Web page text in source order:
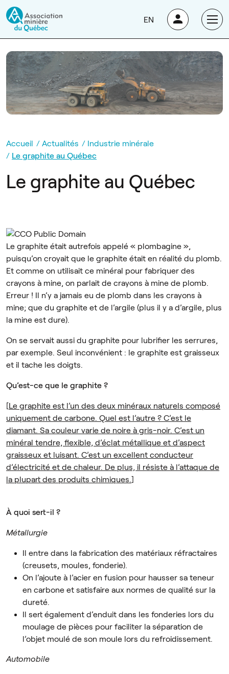
EN
Accueil Actualités
Industrie minérale
Le graphite au Québec
Le graphite au Québec
Le graphite était autrefois appelé « plombagine »,
puisqu’on croyait que le graphite était en réalité du plomb.
Et comme on utilisait ce minéral pour fabriquer des
crayons à mine, on parlait de crayons à mine de plomb.
Erreur ! Il n’y a jamais eu de plomb dans les crayons à
mine; que du graphite et de l’argile (plus il y a d’argile, plus
la mine est dure).
On se servait aussi du graphite pour lubrifier les serrures,
par exemple. Seul inconvénient : le graphite est graisseux
et il tache les doigts.
Qu’est-ce que le graphite ?
[Le graphite est l’un des deux minéraux naturels composé
uniquement de carbone. Quel est l’autre ? C’est le
diamant. Sa couleur varie de noire à gris-noir. C’est un
minéral tendre, flexible, d’éclat métallique et d’aspect
graisseux et luisant. C’est un excellent conducteur
d’électricité et de chaleur. De plus, il résiste à l’attaque de
la plupart des produits chimiques.]
À quoi sert-il ?
Métallurgie
Il entre dans la fabrication des matériaux réfractaires
(creusets, moules, fonderie).
On l’ajoute à l’acier en fusion pour hausser sa teneur
en carbone et satisfaire aux normes de qualité sur la
dureté.
Il sert également d’enduit dans les fonderies lors du
moulage de pièces pour faciliter la séparation de
l’objet moulé de son moule lors du refroidissement.
Automobile